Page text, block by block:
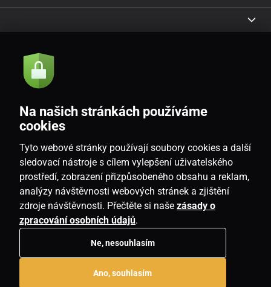
Akce a novinky e-mailem
Souhlasím sezásadami zpracování osobních údajů
CZ
www.homeville.cz
Na našich stránkách používáme
cookies
Tyto webové stránky používají soubory cookies a další
sledovací nástroje s cílem vylepšení uživatelského
prostředí, zobrazení přizpůsobeného obsahu a reklam,
analýzy návštěvnosti webových stránek a zjištění
zdroje návštěvnosti. Přečtěte si naše zásady o
zpracování osobních údajů.
Ne, nesouhlasím
Ano, souhlasím